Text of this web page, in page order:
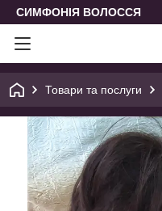
СИМФОНІЯ ВОЛОССЯ
Товари та послуги